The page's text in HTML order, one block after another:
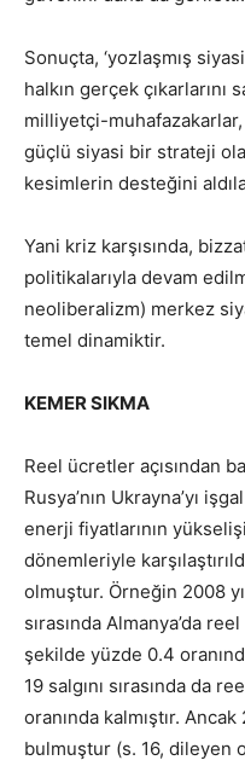
Sonuçta, ‘yozlaşmış
halkın gerçek çıkarlarını
milliyetçi-
güçlü siyasi bir strateji
kesimlerin desteğini
Yani kriz karşısında,
politikalarıyla devam
neoliberalizm) merkez
temel dinamiktir.
KEMER SIKMA
Reel ücretler açısından
Rusya’nın Ukrayna’yı
enerji fiyatlarının
dönemleriyle
olmuştur. Örneğin 2008
sırasında Almanya’da
şekilde yüzde 0.4
19 salgını sırasında da
oranında kalmıştır.
bulmuştur (s. 16, dileyen